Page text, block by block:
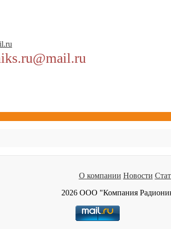
О компании Новости
2026 ООО "Компания